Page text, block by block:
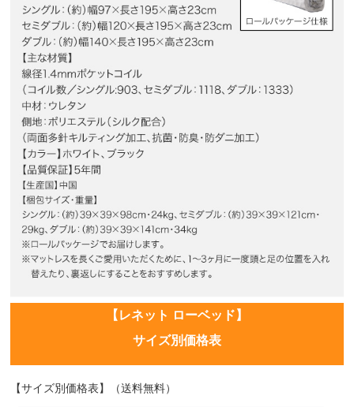
【レネット ローベッド】
サイズ別価格表
【サイズ別価格表】（送料無料）